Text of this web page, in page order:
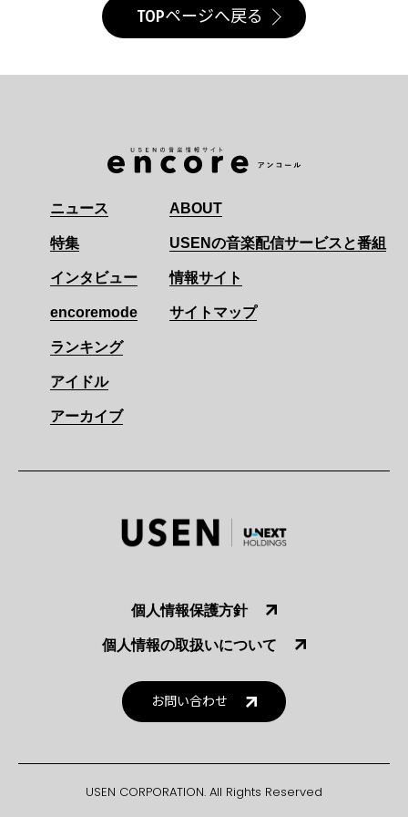
TOPページへ戻る
ニュース
特集
インタビュー
encoremode
ランキング
アイドル
アーカイブ
ABOUT
USENの音楽配信サービスと番組
情報サイト
サイトマップ
個人情報保護方針
個人情報の取扱いについて
お問い合わせ
USEN CORPORATION. All Rights Reserved